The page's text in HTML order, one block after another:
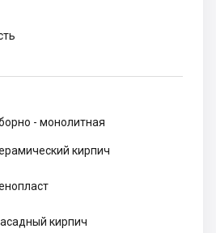
- монолитная
кирпич
кирпич